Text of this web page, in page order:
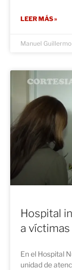
LEER MÁS »
Manuel
Hospital
a víctimas
En el Hospital
unidad de